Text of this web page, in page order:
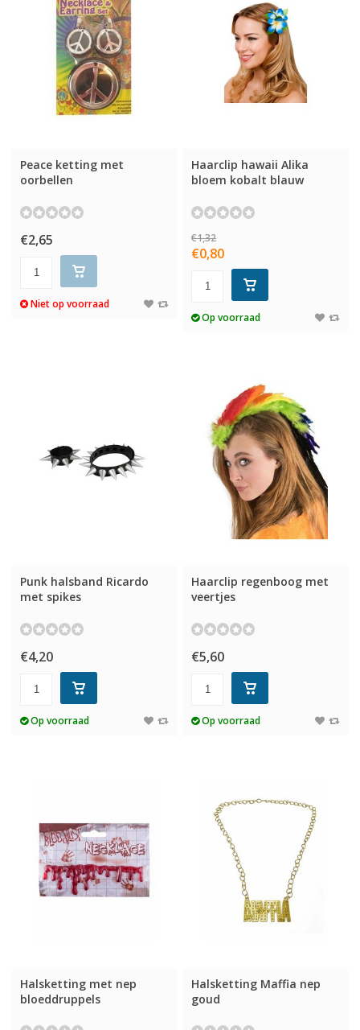
Peace ketting met
oorbellen
€2,65
Niet op voorraad
Haarclip hawaii Alika
bloem kobalt blauw
€1,32
€0,80
Op voorraad
Punk halsband Ricardo
met spikes
€4,20
Op voorraad
Haarclip regenboog met
veertjes
€5,60
Op voorraad
Halsketting met nep
bloeddruppels
Halsketting Maffia nep
goud